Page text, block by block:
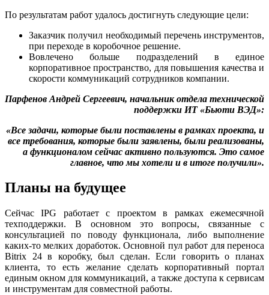
По результатам работ удалось достигнуть следующие цели:
Заказчик получил необходимый перечень инструментов,
при переходе в коробочное решение.
Вовлечено больше подразделений в единое
корпоративное пространство, для повышения качества и
скорости коммуникаций сотрудников компании.
Парфенов Андрей Сергеевич, начальник отдела технической
поддержки ИТ «Бьюти ВЭД»:
«Все задачи, которые были поставлены в рамках проекта, и
все требования, которые были заявлены, были реализованы,
а функционалом сейчас активно пользуются. Это самое
главное, что мы хотели и в итоге получили».
Планы на будущее
Сейчас IPG работает с проектом в рамках ежемесячной
техподдержки. В основном это вопросы, связанные с
консультацией по поводу функционала, либо выполнение
каких-то мелких доработок. Основной пул работ для переноса
Bitrix 24 в коробку, был сделан. Если говорить о планах
клиента, то есть желание сделать корпоративный портал
единым окном для коммуникаций, а также доступа к сервисам
и инструментам для совместной работы.